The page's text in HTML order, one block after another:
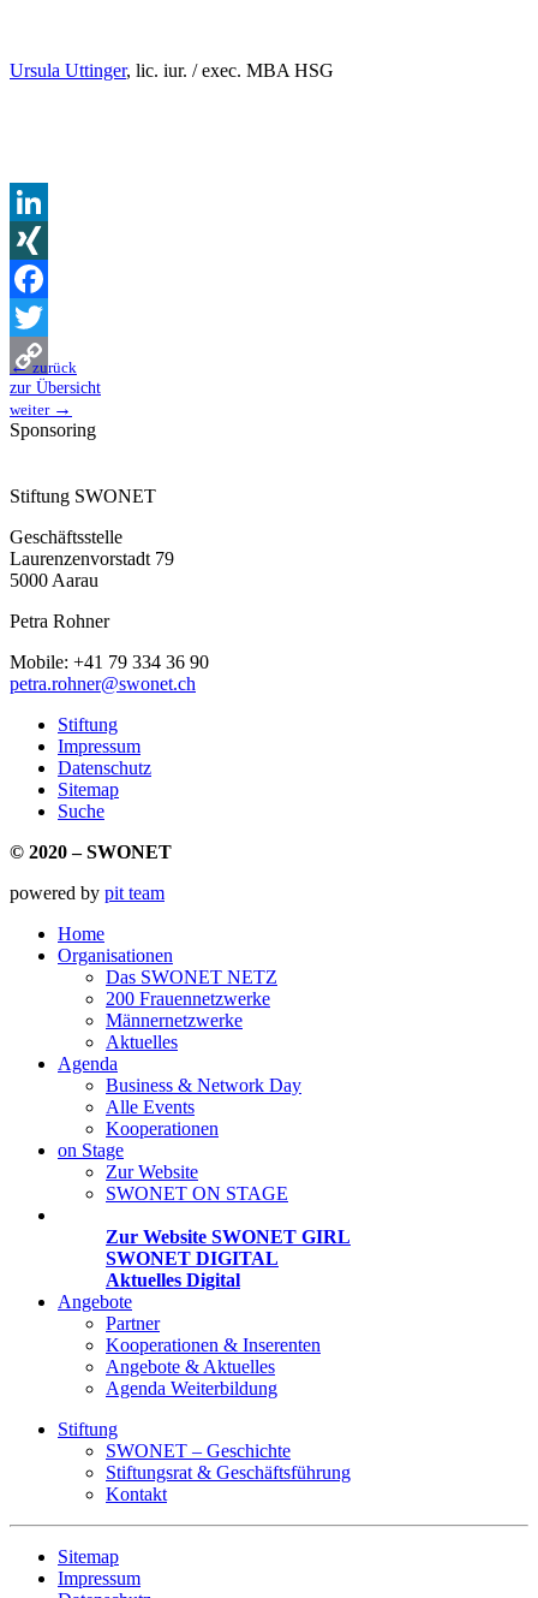
Ursula Uttinger, lic. iur. / exec. MBA HSG
LinkedIn
XING
Facebook
Twitter
Copy
Link
←zurück
zur Übersicht
weiter →
Sponsoring
Stiftung SWONET
Geschäftsstelle
Laurenzenvorstadt 79
5000 Aarau
Petra Rohner
Mobile: +41 79 334 36 90
petra.rohner@swonet.ch
Stiftung
Impressum
Datenschutz
Sitemap
Suche
© 2020 – SWONET
powered by pit team
Home
Organisationen
Das SWONET NETZ
200 Frauen­netzwerke
Männernetzwerke
Aktuelles
Agenda
Business & Network Day
Alle Events
Kooperationen
on Stage
Zur Website
SWONET ON STAGE
Zur Website SWONET GIRL
SWONET DIGITAL
Aktuelles Digital
Angebote
Partner
Kooperationen & Inserenten
Angebote & Aktuelles
Agenda Weiterbildung
Stiftung
SWONET – Geschichte
Stiftungsrat & Geschäftsführung
Kontakt
Sitemap
Impressum